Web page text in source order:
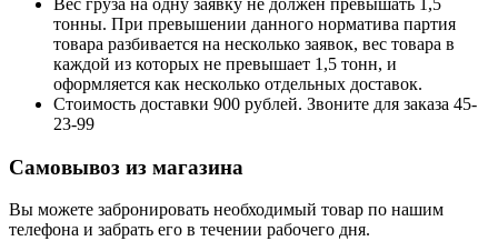
тонны. При превышении данного норматива партия
товара разбивается на несколько заявок, вес товара в
каждой из которых не превышает 1,5 тонн, и
оформляется как несколько отдельных доставок.
Стоимость доставки 900 рублей. Звоните для заказа 45-
23-99
Самовывоз из магазина
Вы можете забронировать необходимый товар по нашим
телефона и забрать его в течении рабочего дня.